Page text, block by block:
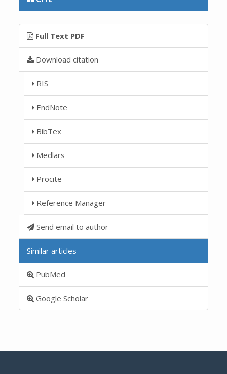
Full Text PDF
Download citation
RIS
EndNote
BibTex
Medlars
Procite
Reference Manager
Send email to author
Similar articles
PubMed
Google Scholar